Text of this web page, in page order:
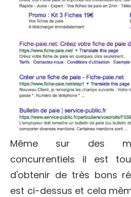
Même sur des
concurrentiels il est
d'obtenir de très bons
est ci-dessus et cela